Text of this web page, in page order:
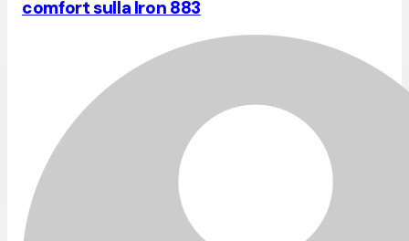
comfort sulla Iron 883